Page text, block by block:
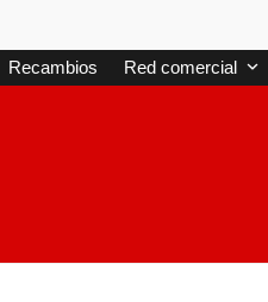
Recambios Red comercial